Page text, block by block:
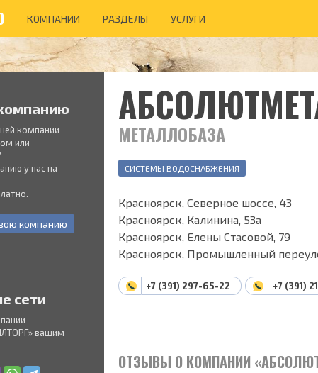
КОМПАНИИ РАЗДЕЛЫ УСЛУГИ
компании
или
у нас на
компанию
сети
вашим
МЕТАЛЛОБАЗА
СИСТЕМЫ ВОДОСНАБЖЕНИЯ
Красноярск, Северное шоссе, 43
Красноярск, Калинина, 53а
Красноярск, Елены Стасовой, 79
Красноярск, Промышленный
+7 (391) 297-65-22 +7 (391)
ОТЗЫВЫ О КОМПАНИИ